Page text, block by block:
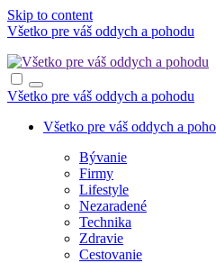
Skip to content
Všetko pre váš oddych a pohodu
Všetko pre váš oddych a pohodu
Všetko pre váš oddych a
Bývanie
Firmy
Lifestyle
Nezaradené
Technika
Zdravie
Cestovanie